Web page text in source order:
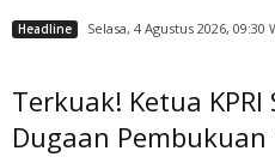
Headline Selasa, 4 Agustus 2026, 09:30
Terkuak! Ketua
Dugaan